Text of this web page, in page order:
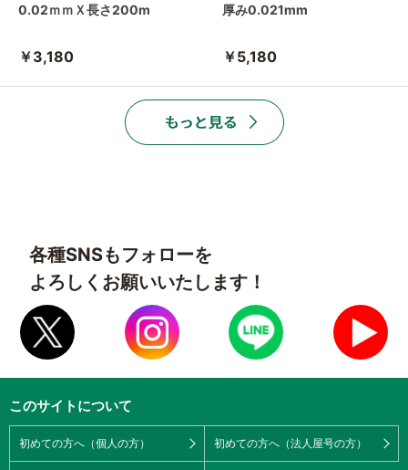
0.02ｍｍＸ長さ200m
￥3,180
厚み0.021mm
￥5,180
各種SNSもフォローを
よろしくお願いいたします！
このサイトについて
初めての方へ（個人の方） 初めての方へ（法人屋号の方）